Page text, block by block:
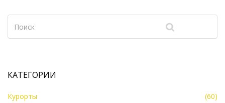
КАТЕГОРИИ
Курорты (60)